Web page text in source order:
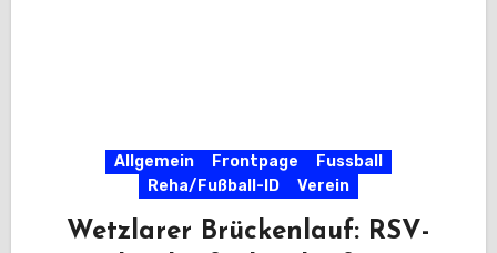
Allgemein Frontpage
Fussball
Reha/Fußball-ID
Verein
Wetzlarer Brückenlauf: RSV-